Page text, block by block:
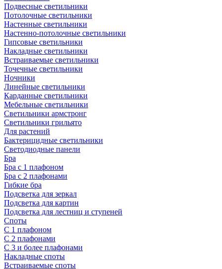
Подвесные светильники
Потолочные светильники
Настенные светильники
Настенно-потолочные светильники
Гипсовые светильники
Накладные светильники
Встраиваемые светильники
Точечные светильники
Ночники
Линейные светильники
Карданные светильники
Мебельные светильники
Светильники армстронг
Светильники грильято
Для растений
Бактерицидные светильники
Светодиодные панели
Бра
Бра с 1 плафоном
Бра с 2 плафонами
Гибкие бра
Подсветка для зеркал
Подсветка для картин
Подсветка для лестниц и ступеней
Споты
С 1 плафоном
С 2 плафонами
С 3 и более плафонами
Накладные споты
Встраиваемые споты